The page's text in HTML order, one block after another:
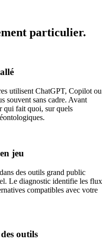
particulier.
utilisent ChatGPT, Copilot ou
souvent sans cadre. Avant
qui fait quoi, sur quels
jeu
des outils grand public
Le diagnostic identifie les flux
compatibles avec votre
outils